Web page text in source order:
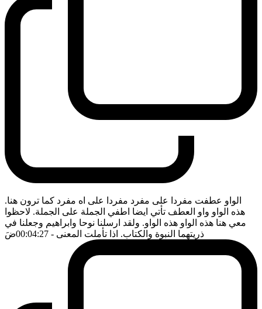
الواو عطفت مفردا على مفرد مفردا على اه مفرد كما ترون هنا.
هذه الواو واو العطف تأتي ايضا اطفي الجملة على الجملة. لاحظوا
معي هنا هذه الواو هذه الواو. ولقد ارسلنا نوحا وابراهيم وجعلنا في
ذريتهما النبوة والكتاب. اذا تأملت المعنى - 00:04:27 ضَ